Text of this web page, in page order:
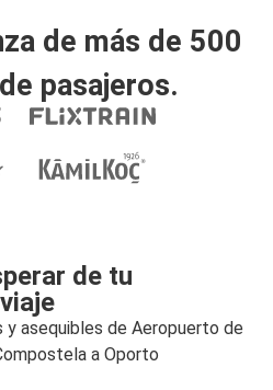
de más de 500
pasajeros.
de tu
viaje
y asequibles de Aeropuerto de
a Oporto